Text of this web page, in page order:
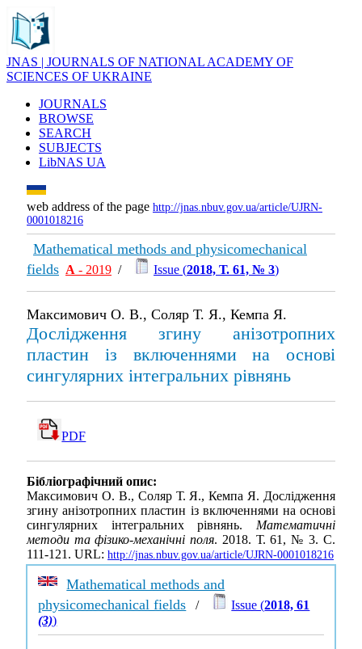
JNAS | JOURNALS OF NATIONAL ACADEMY OF
SCIENCES OF UKRAINE
JOURNALS
BROWSE
SEARCH
SUBJECTS
LibNAS UA
web address of the page http://jnas.nbuv.gov.ua/article/UJRN-
0001018216
Mathematical methods and physicomechanical
fields А - 2019 / Issue (2018, Т. 61, № 3)
Максимович О. В., Соляр Т. Я., Кемпа Я.
Дослідження згину анізотропних
пластин із включеннями на основі
сингулярних інтегральних рівнянь
PDF
Бібліографічний опис:
Максимович О. В., Соляр Т. Я., Кемпа Я. Дослідження
згину анізотропних пластин із включеннями на основі
сингулярних інтегральних рівнянь. Математичні
методи та фізико-механічні поля. 2018. Т. 61, № 3. С.
111-121. URL: http://jnas.nbuv.gov.ua/article/UJRN-0001018216
Mathematical methods and
physicomechanical fields / Issue (2018, 61
(3))